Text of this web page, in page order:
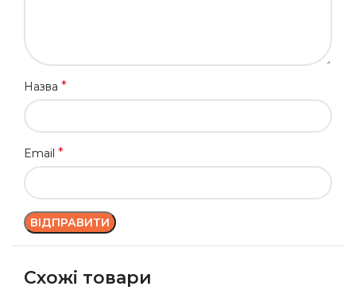
Назва *
Email *
Схожі товари